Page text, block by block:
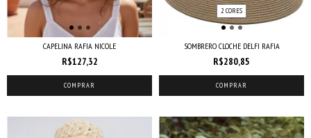
CAPELINA RAFIA NICOLE
R$127,32
COMPRAR
2 CORES
SOMBRERO CLOCHE DELFI RAFIA
R$280,85
COMPRAR